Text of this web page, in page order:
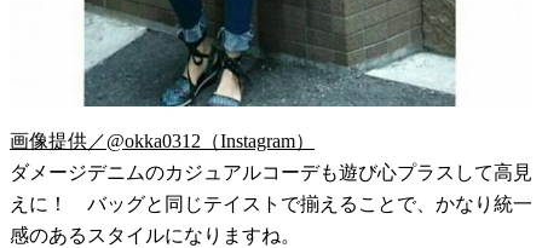
画像提供／@okka0312（Instagram）
ダメージデニムのカジュアルコーデも遊び心プラスして高見
えに！ バッグと同じテイストで揃えることで、かなり統一
感のあるスタイルになりますね。